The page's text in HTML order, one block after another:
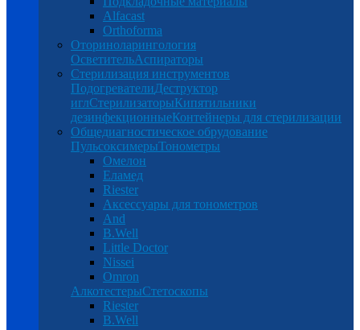
Alfacast
Orthoforma
Оториноларингология
ОсветительАспираторы
Стерилизация инструментов
ПодогревателиДеструктор
иглСтерилизаторыКипятильники
дезинфекционныеКонтейнеры для стерилизации
Общедиагностическое обрудование
ПульсоксимерыТонометры
Омелон
Еламед
Riester
Аксессуары для тонометров
And
B.Well
Little Doctor
Nissei
Omron
АлкотестерыСтетоскопы
Riester
B.Well